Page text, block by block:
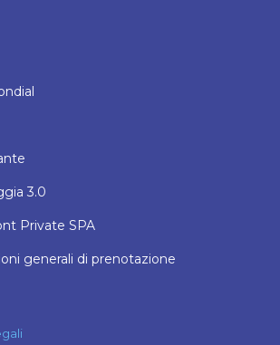
3.0
Private SPA
generali di prenotazione